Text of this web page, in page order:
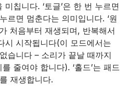
칩니다. ‘토글’은 한 번 누르면
르면 멈춘다는 의미입니다. ‘원
처음부터 재생되며, 반복해서
시 시작됩니다(이 모드에서는
습니다 – 소리가 끝날 때까지
줄여야 합니다). ‘홀드’는 패드
재생합니다.